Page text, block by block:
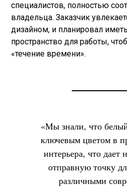
специалистов, полностью
владельца. Заказчик
дизайном, и планировал
пространство для работы,
«течение времени».
«Мы знали, что
ключевым цветом в
интерьера, что дает
отправную точку
различными